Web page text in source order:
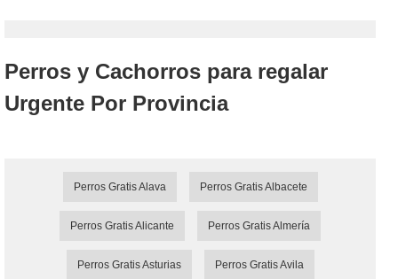
Perros y Cachorros para regalar
Urgente Por Provincia
Perros Gratis Alava Perros Gratis Albacete
Perros Gratis Alicante Perros Gratis Almería
Perros Gratis Asturias Perros Gratis Avila